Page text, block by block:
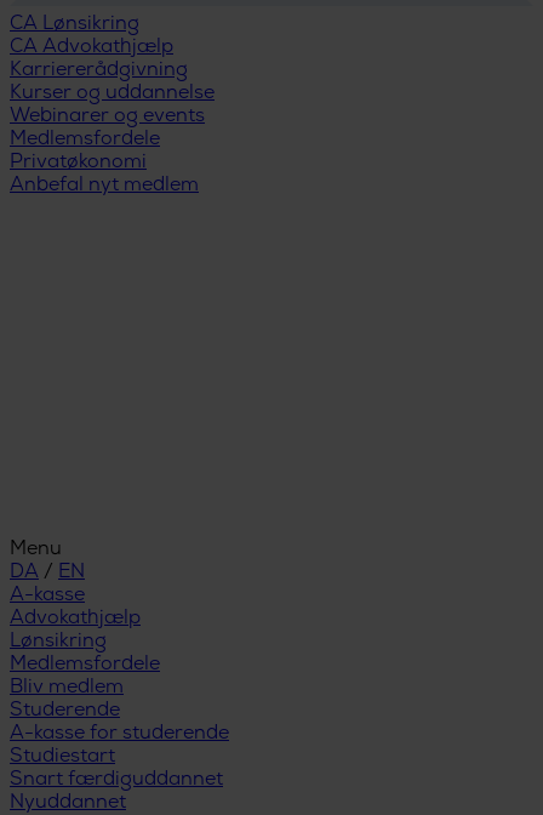
CA Lønsikring
CA Advokathjælp
Karriererådgivning
Kurser og uddannelse
Webinarer og events
Medlemsfordele
Privatøkonomi
Anbefal nyt medlem
Menu
DA / EN
A-kasse
Advokathjælp
Lønsikring
Medlemsfordele
Bliv medlem
Studerende
A-kasse for studerende
Studiestart
Snart færdiguddannet
Nyuddannet